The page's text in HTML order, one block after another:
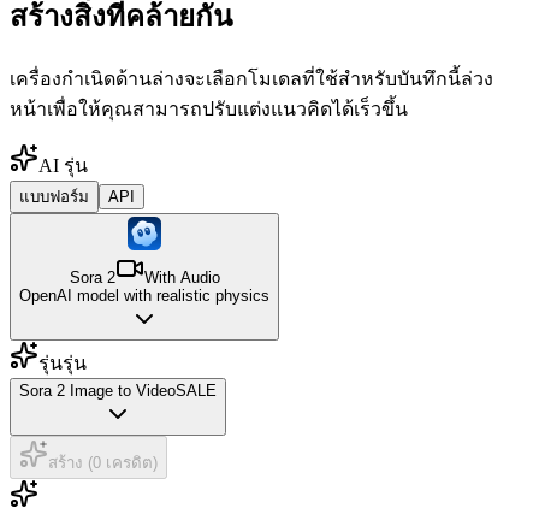
สร้างสิ่งที่คล้ายกัน
เครื่องกำเนิดด้านล่างจะเลือกโมเดลที่ใช้สำหรับบันทึกนี้ล่วง
หน้าเพื่อให้คุณสามารถปรับแต่งแนวคิดได้เร็วขึ้น
AI รุ่น
แบบฟอร์ม API
Sora 2
With Audio
OpenAI model with realistic physics
รุ่นรุ่น
Sora 2 Image to VideoSALE
สร้าง (0 เครดิต)